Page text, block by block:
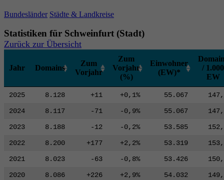
Bundesländer Städte & Landkreise
Statistiken für Schweinfurt (Stadt)
Zurück zur Übersicht
Jahr Domains
Zum
Vorjahr
Zum
Vorjahr
(%)
Einwohner
(EW)*
/ 1.000
EW
2025 8.128 +11 +0,1% 55.067
2024
8.117 -71 -0,9% 55.067
2023
8.188 -12 -0,2% 53.585
2022
8.200 +177 +2,2% 53.319
2021
8.023 -63 -0,8% 53.426
2020
8.086 +226 +2,9% 54.032